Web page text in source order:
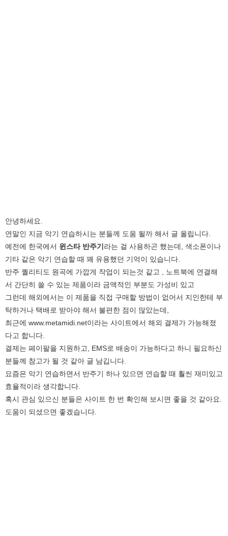
안녕하세요.
연말인 지금 악기 연습하시는 분들께 도움 될까 해서 글 올립니다.
예전에 한국에서 윈스타 반주기 라는 걸 사용하곤 했는데, 색소폰이나
기타 같은 악기 연습할 때 꽤 유용했던 기억이 있습니다.
반주 퀄리티도 원곡에 가깝게 작업이 되는것 같고 , 노트북에 연결해
서 간단히 쓸 수 있는 제품이라 금액적인 부분도 가성비 있고
그런데 해외에서는 이 제품을 직접 구매할 방법이 없어서 지인한테 부
탁하거나 택배로 받아야 해서 불편한 점이 많았는데,
최근에 www.metamidi.net이라는 사이트에서 해외 결제가 가능해졌
다고 합니다.
결제는 페이팔을 지원하고, EMS로 배송이 가능하다고 하니 필요하신
분들께 참고가 될 것 같아 글 남깁니다.
요즘은 악기 연습하면서 반주기 하나 있으면 연습할 때 훨씬 재미있고
효율적이라 생각합니다.
혹시 관심 있으신 분들은 사이트 한 번 확인해 보시면 좋을 것 같아요.
도움이 되셨으면 좋겠습니다.